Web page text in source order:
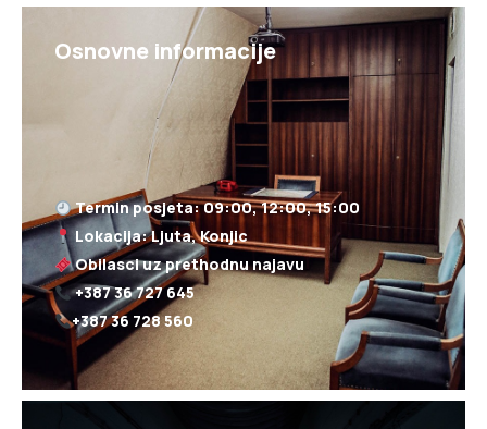
Osnovne informacije
Lokacija: Ljuta, Konjic
+387 36 727 645
+387 36 728 560